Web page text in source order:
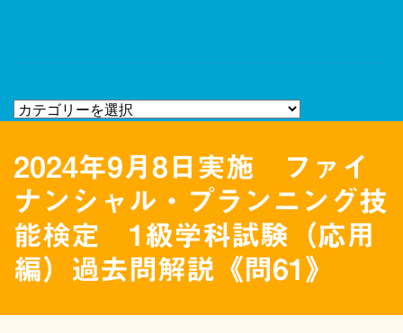
2024年9月8日実施 ファイ
ナンシャル・プランニング技
能検定 1級学科試験（応用
編）過去問解説《問61》